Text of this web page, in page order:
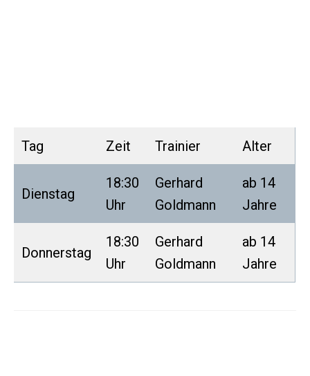
Tag Zeit Trainier Alter
Dienstag
18:30
Uhr
Gerhard
Goldmann
ab 14
Jahre
Donnerstag
18:30
Uhr
Gerhard
Goldmann
ab 14
Jahre